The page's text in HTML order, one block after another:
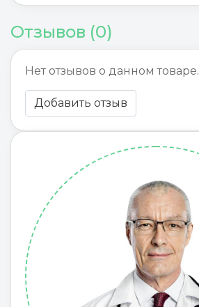
Отзывов (0)
Нет отзывов о данном товаре.
Добавить отзыв